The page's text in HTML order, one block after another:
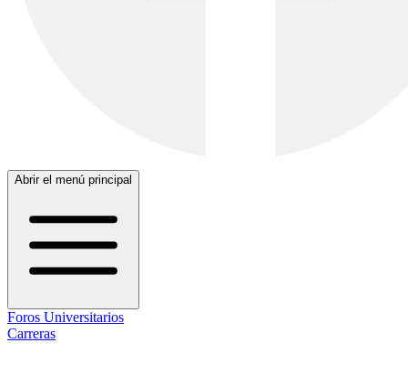
Abrir el menú principal
Foros Universitarios
Carreras